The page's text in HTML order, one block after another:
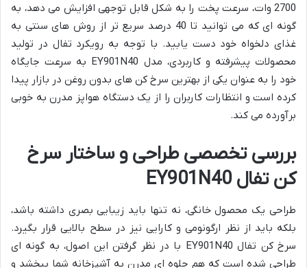
2700 وات، سرعت پخت را به شکل قابل توجهی افزایش می دهد، به
گونه ای که می توانید تا 40 درصد سریع تر از روش های سنتی به
غذای دلخواه خود دست یابید. با توجه به رویکرد تفال در تولید
محصولات پیشرفته و کاربردی، مدل EY901N40 به سرعت جایگاه
خود را به عنوان یکی از بهترین سرخ کن های بدون روغن در بازار پیدا
کرده است و انتظارات کاربران را از یک دستگاه هواپز مدرن به خوبی
برآورده می کند.
بررسی تخصصی طراحی و ساختار سرخ
کن تفال EY901N40
طراحی یک محصول خانگی، نه تنها باید زیبایی بصری داشته باشد،
بلکه باید از نظر ارگونومی و کارایی نیز در سطح بالایی قرار بگیرد.
سرخ کن تفال EY901N40 با در نظر گرفتن این اصول، به گونه ای
طراحی شده است که هم جلوه ای مدرن به آشپزخانه شما ببخشد و